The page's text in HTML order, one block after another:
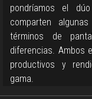
pondríamos el
comparten
términos de
diferencias. Ambos
productivos y
gama.